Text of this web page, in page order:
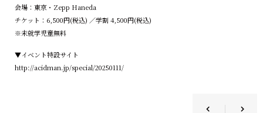
会場：東京・Zepp Haneda
チケット：6,500円(税込) ／学割 4,500円(税込)
※未就学児童無料
▼イベント特設サイト
http://acidman.jp/special/20250111/